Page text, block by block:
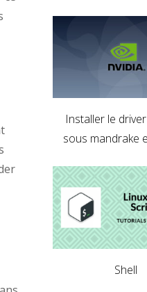
Installer le
sous mandrake
Shell